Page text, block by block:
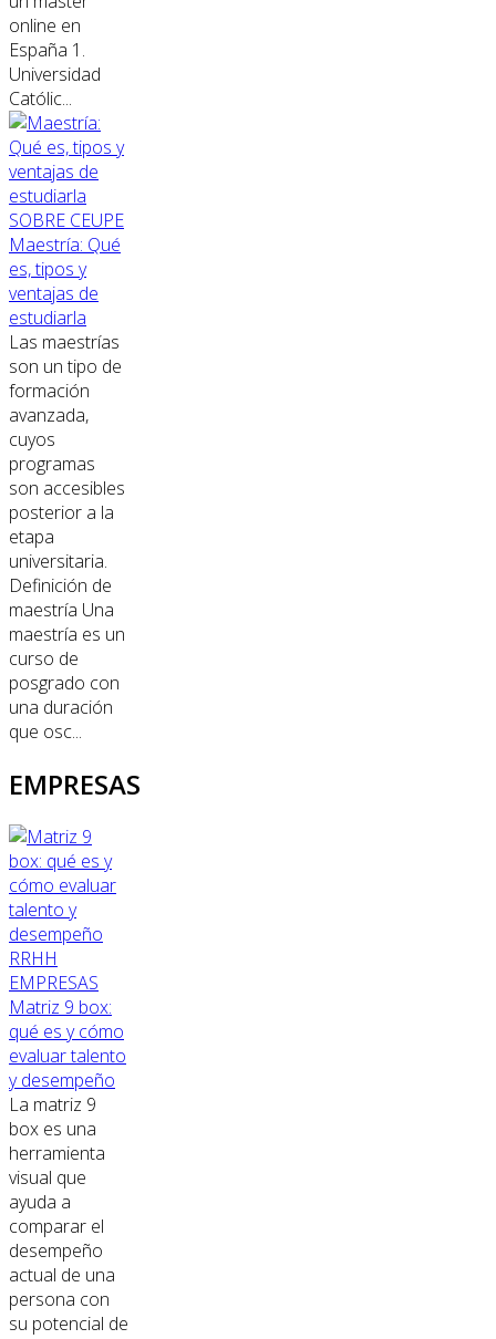
online en
España 1.
Universidad
Católic...
SOBRE CEUPE
Maestría: Qué
es, tipos y
ventajas de
estudiarla
Las maestrías
son un tipo de
formación
avanzada,
cuyos
programas
son accesibles
posterior a la
etapa
universitaria.
Definición de
maestría Una
maestría es un
curso de
posgrado con
una duración
que osc...
EMPRESAS
RRHH
EMPRESAS
Matriz 9 box:
qué es y cómo
evaluar talento
y desempeño
La matriz 9
box es una
herramienta
visual que
ayuda a
comparar el
desempeño
actual de una
persona con
su potencial de